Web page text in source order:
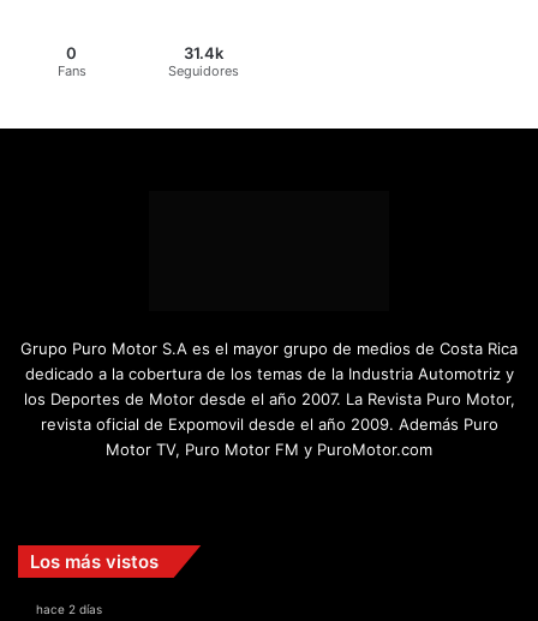
0
Fans
31.4k
Seguidores
Grupo Puro Motor S.A es el mayor grupo de medios de Costa Rica
dedicado a la cobertura de los temas de la Industria Automotriz y
los Deportes de Motor desde el año 2007. La Revista Puro Motor,
revista oficial de Expomovil desde el año 2009. Además Puro
Motor TV, Puro Motor FM y PuroMotor.com
Los más vistos
hace 2 días